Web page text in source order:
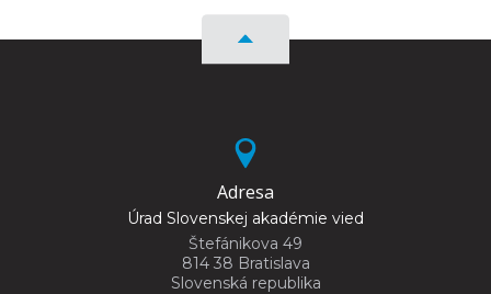
Adresa
Úrad Slovenskej akadémie vied
Štefánikova 49
814 38 Bratislava
Slovenská republika